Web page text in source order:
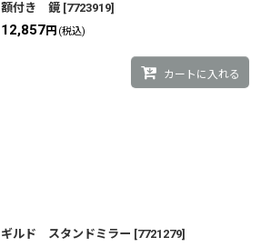
額付き 鏡 [7723919]
12,857円 (税込)
カートに入れる
ギルド スタンドミラー [7721279]